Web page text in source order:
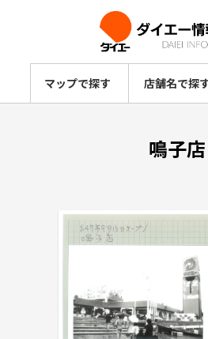
マップで探す 店舗名で探
鳴子店